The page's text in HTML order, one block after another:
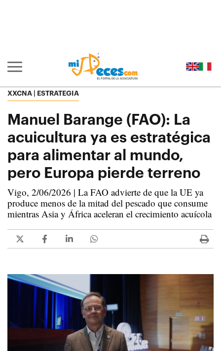
Mostrar/ocultar navegación principal
XXCNA | ESTRATEGIA
Manuel Barange (FAO): La
acuicultura ya es estratégica
para alimentar al mundo,
pero Europa pierde terreno
Vigo, 2/06/2026 | La FAO advierte de que la UE ya
produce menos de la mitad del pescado que consume
mientras Asia y África aceleran el crecimiento acuícola